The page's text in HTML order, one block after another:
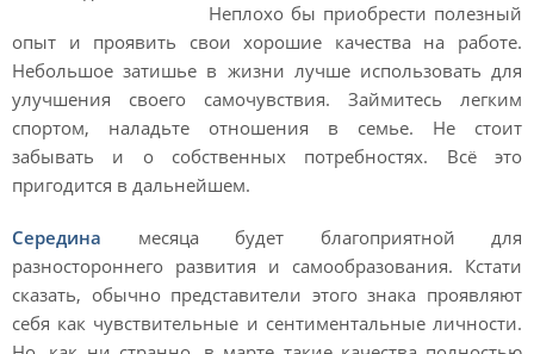
Неплохо бы приобрести полезный
опыт и проявить свои хорошие качества на работе.
Небольшое затишье в жизни лучше использовать для
улучшения своего самочувствия. Займитесь легким
спортом, наладьте отношения в семье. Не стоит
забывать и о собственных потребностях. Всё это
пригодится в дальнейшем.
Середина месяца будет благоприятной для
разностороннего развития и самообразования. Кстати
сказать, обычно представители этого знака проявляют
себя как чувствительные и сентиментальные личности.